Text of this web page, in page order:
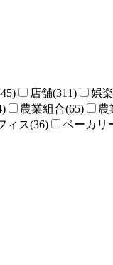
店舗(311) 娯
農業組合(65)
農
ィス(36) ベーカリ